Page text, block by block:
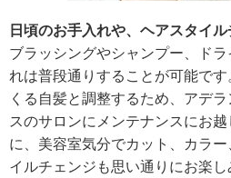
日頃のお手入れや、ヘアスタイ
ブラッシングやシャンプー、ド
れは普段通りすることが可能で
くる自髪と調整するため、アデ
スのサロンにメンテナンスにお
に、美容室気分でカット、カラ
イルチェンジも思い通りにお楽し